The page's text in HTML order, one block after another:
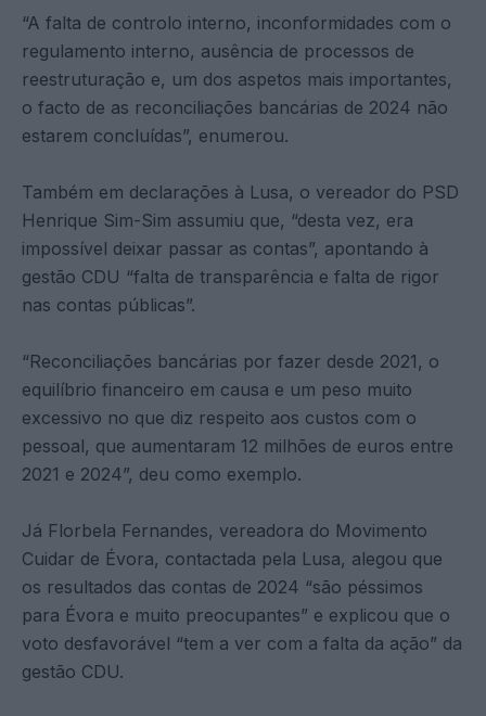
“A falta de controlo interno, inconformidades com o
regulamento interno, ausência de processos de
reestruturação e, um dos aspetos mais importantes,
o facto de as reconciliações bancárias de 2024 não
estarem concluídas”, enumerou.
Também em declarações à Lusa, o vereador do PSD
Henrique Sim-Sim assumiu que, “desta vez, era
impossível deixar passar as contas”, apontando à
gestão CDU “falta de transparência e falta de rigor
nas contas públicas”.
“Reconciliações bancárias por fazer desde 2021, o
equilíbrio financeiro em causa e um peso muito
excessivo no que diz respeito aos custos com o
pessoal, que aumentaram 12 milhões de euros entre
2021 e 2024”, deu como exemplo.
Já Florbela Fernandes, vereadora do Movimento
Cuidar de Évora, contactada pela Lusa, alegou que
os resultados das contas de 2024 “são péssimos
para Évora e muito preocupantes” e explicou que o
voto desfavorável “tem a ver com a falta da ação” da
gestão CDU.